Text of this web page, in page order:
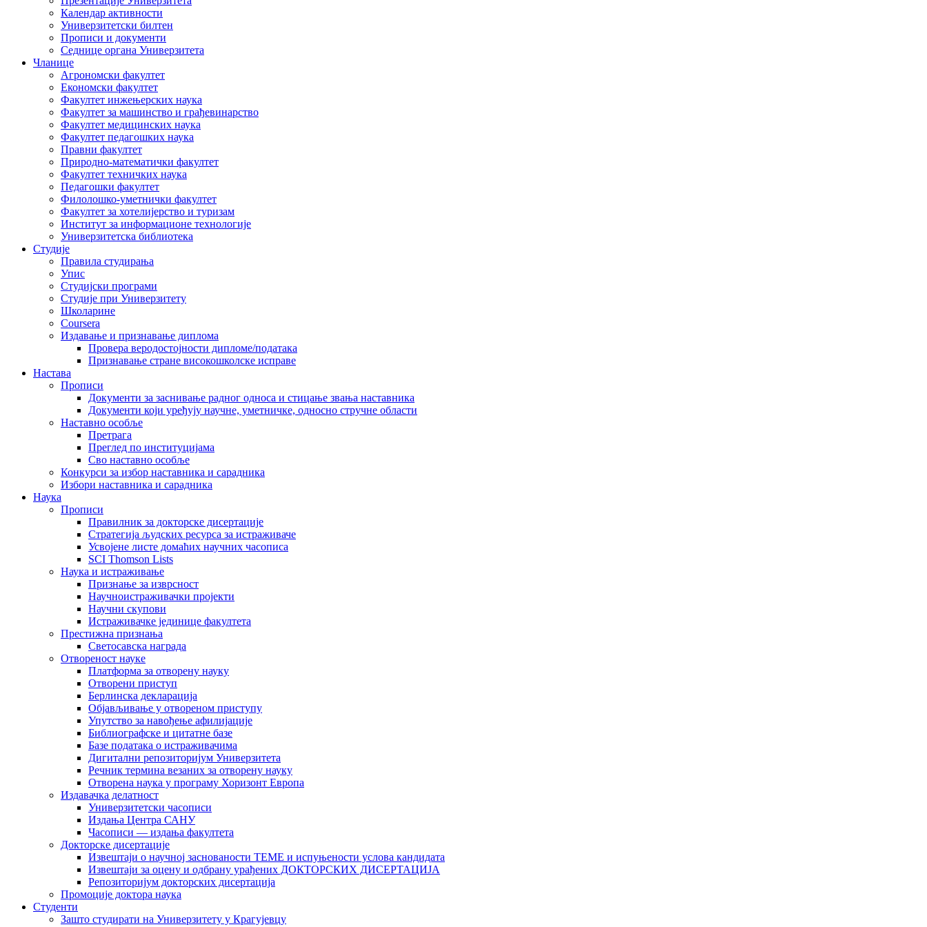
Календар активности
Универзитетски билтен
Прописи и документи
Седнице органа Универзитета
Чланице
Агрономски факултет
Економски факултет
Факултет инжењерских наука
Факултет за машинство и грађевинарство
Факултет медицинских наука
Факултет педагошких наука
Правни факултет
Природно-математички факултет
Факултет техничких наука
Педагошки факултет
Филолошко-уметнички факултет
Факултет за хотелијерство и туризам
Институт за информационе технологије
Универзитетска библиотека
Студије
Правила студирања
Упис
Студијски програми
Студије при Универзитету
Школарине
Coursera
Издавање и признавање диплома
Провера веродостојности дипломе/података
Признавање стране високошколске исправе
Настава
Прописи
Документи за заснивање радног односа и стицање звања наставника
Документи који уређују научне, уметничке, односно стручне области
Наставно особље
Претрага
Преглед по институцијама
Сво наставно особље
Конкурси за избор наставника и сарадника
Избори наставника и сарадника
Наука
Прописи
Правилник за докторске дисертације
Стратегија људских ресурса за истраживаче
Усвојене листе домаћих научних часописа
SCI Thomson Lists
Наука и истраживање
Признање за изврсност
Научноистраживачки пројекти
Научни скупови
Истраживачке јединице факултета
Престижна признања
Светосавска награда
Отвореност науке
Платформа за отворену науку
Отворени приступ
Берлинска декларација
Објављивање у отвореном приступу
Упутство за навођење афилијације
Библиографске и цитатне базе
Базе података о истраживачима
Дигитални репозиторијум Универзитета
Рeчник термина везаних за отворену науку
Отворена наука у програму Хоризонт Европа
Издавачка делатност
Универзитетски часописи
Издања Центра САНУ
Часописи — издања факултета
Докторске дисертације
Извештаји о научној заснованости ТЕМЕ и испуњености услова кандидата
Извештаји за оцену и одбрану урађених ДОКТОРСКИХ ДИСЕРТАЦИЈА
Репозиторијум докторских дисертација
Промоције доктора наука
Студенти
Зашто студирати на Универзитету у Крагујевцу